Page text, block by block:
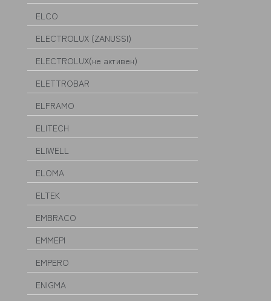
ELCO
ELECTROLUX (ZANUSSI)
ELECTROLUX(не активен)
ELETTROBAR
ELFRAMO
ELITECH
ELIWELL
ELOMA
ELTEK
EMBRACO
EMMEPI
EMPERO
ENIGMA